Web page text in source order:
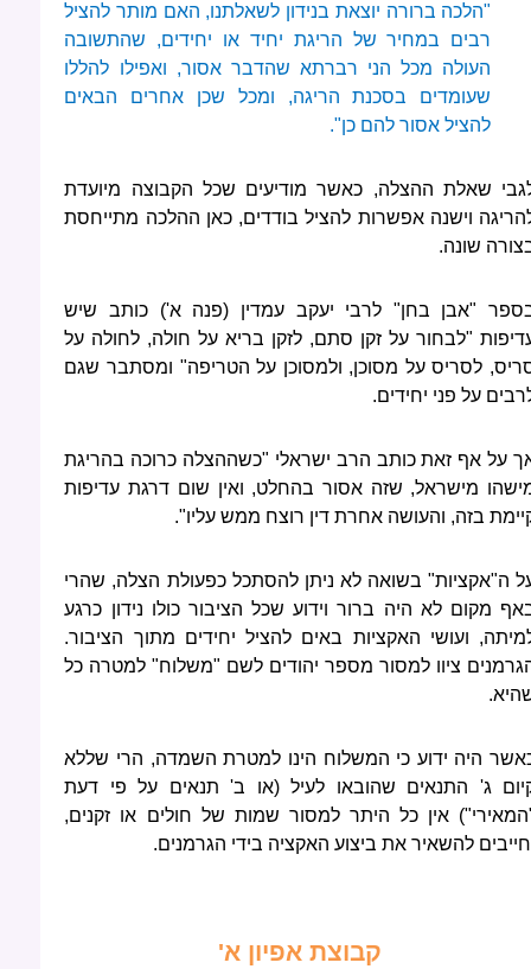
"הלכה ברורה יוצאת בנידון לשאלתנו, האם מותר להציל
רבים במחיר של הריגת יחיד או יחידים, שהתשובה
העולה מכל הני רברתא שהדבר אסור, ואפילו להללו
שעומדים בסכנת הריגה, ומכל שכן אחרים הבאים
להציל אסור להם כן".
שאלת ההצלה, כאשר מודיעים שכל הקבוצה מיועדת
וישנה אפשרות להציל בודדים, כאן ההלכה מתייחסת
שונה.
"אבן בחן" לרבי יעקב עמדין (פנה א') כותב שיש
"לבחור על זקן סתם, לזקן בריא על חולה, לחולה על
לסריס על מסוכן, ולמסוכן על הטריפה" ומסתבר שגם
על פני יחידים.
על אף זאת כותב הרב ישראלי "כשההצלה כרוכה בהריגת
מישראל, שזה אסור בהחלט, ואין שום דרגת עדיפות
בזה, והעושה אחרת דין רוצח ממש עליו".
ה"אקציות" בשואה לא ניתן להסתכל כפעולת הצלה, שהרי
מקום לא היה ברור וידוע שכל הציבור כולו נידון כרגע
ועושי האקציות באים להציל יחידים מתוך הציבור.
ציוו למסור מספר יהודים לשם "משלוח" למטרה כל
היה ידוע כי המשלוח הינו למטרת השמדה, הרי שללא
ג' התנאים שהובאו לעיל (או ב' תנאים על פי דעת
אין כל היתר למסור שמות של חולים או זקנים,
להשאיר את ביצוע האקציה בידי הגרמנים.
קבוצת אפיון א'